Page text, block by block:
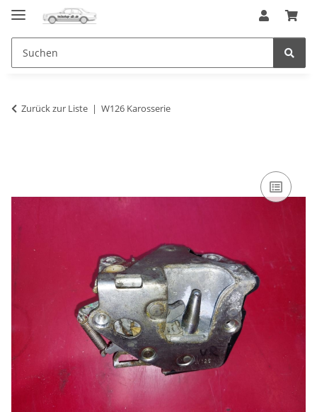
Zurück zur Liste W126 Karosserie